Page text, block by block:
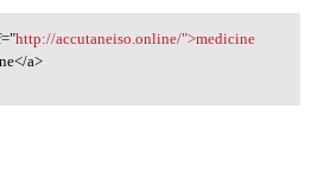
accutaneiso
http://accutaneiso.online/">medicine
a>